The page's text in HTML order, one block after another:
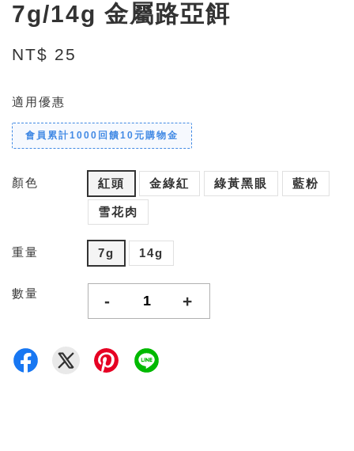
7g/14g 金屬路亞餌
NT$ 25
適用優惠
會員累計1000回饋10元購物金
顏色 紅頭 金綠紅 綠黃黑眼 藍粉
雪花肉
重量 7g 14g
數量 - +